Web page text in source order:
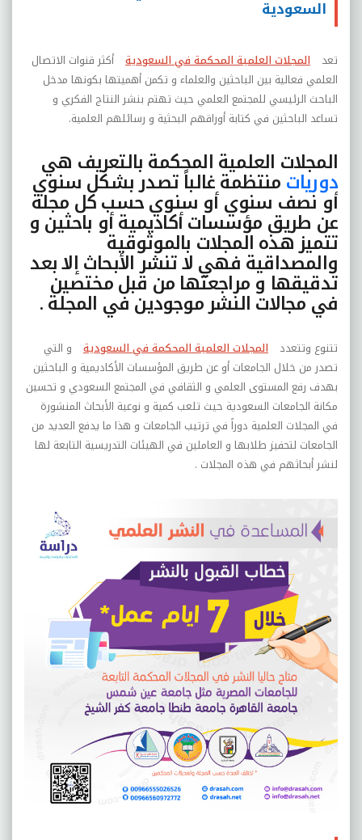
السعودية
تعد المجلات العلمية المحكمة في السعودية أكثر قنوات الاتصال
العلمي فعالية بين الباحثين والعلماء و تكمن أهميتها بكونها مدخل
الباحث الرئيسي للمجتمع العلمي حيث تهتم بنشر النتاج الفكري و
تساعد الباحثين في كتابة أوراقهم البحثية و رسائلهم العلمية.
المجلات العلمية المحكمة بالتعريف هي
دورياتمنتظمة غالباً تصدر بشكل سنوي
أو نصف سنوي أو سنوي حسب كل مجلة
عن طريق مؤسسات أكاديمية أو باحثين و
تتميز هذه المجلات بالموثوقية
والمصداقية فهي لا تنشر الأبحاث إلا بعد
تدقيقها و مراجعتها من قبل مختصين
في مجالات النشر موجودين في المجلة .
تتنوع وتتعدد المجلات العلمية المحكمة في السعودية و التي
تصدر من خلال الجامعات أو عن طريق المؤسسات الأكاديمية و الباحثين
بهدف رفع المستوى العلمي و الثقافي في المجتمع السعودي و تحسين
مكانة الجامعات السعودية حيث تلعب كمية و نوعية الأبحاث المنشورة
في المجلات العلمية دوراً في ترتيب الجامعات و هذا ما يدفع العديد من
الجامعات لتحفيز طلابها و العاملين في الهيئات التدريسية التابعة لها
لنشر أبحاثهم في هذه المجلات .